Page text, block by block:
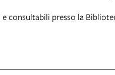
presso la